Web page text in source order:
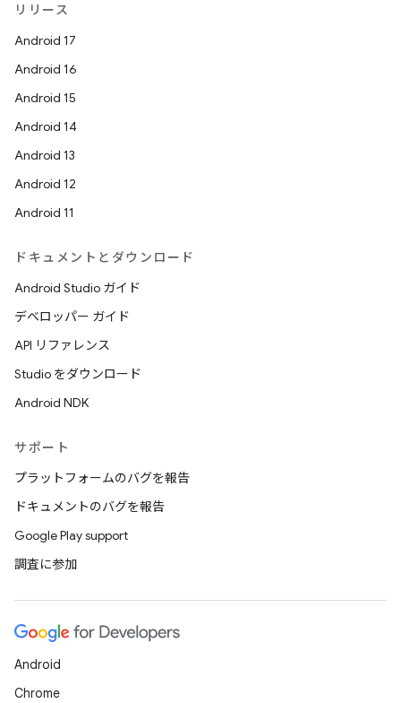
リリース
Android 17
Android 16
Android 15
Android 14
Android 13
Android 12
Android 11
ドキュメントとダウンロード
Android Studio ガイド
デベロッパー ガイド
API リファレンス
Studio をダウンロード
Android NDK
サポート
プラットフォームのバグを報告
ドキュメントのバグを報告
Google Play support
調査に参加
Android
Chrome